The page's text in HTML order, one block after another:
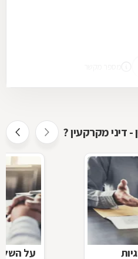
- דיני מקרקעין ?